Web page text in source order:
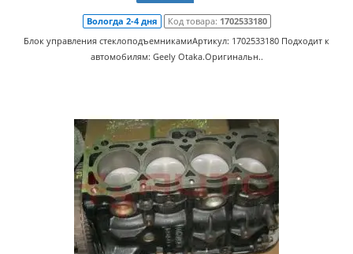
Вологда 2-4 дня Код товара: 1702533180
Блок управления стеклоподъемникамиАртикул: 1702533180 Подходит к
автомобилям: Geely Otaka.Оригинальн..